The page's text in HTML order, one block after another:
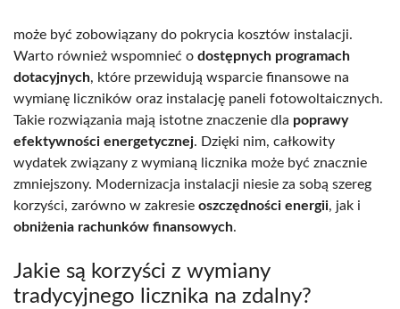
może być zobowiązany do pokrycia kosztów instalacji.
Warto również wspomnieć o dostępnych programach
dotacyjnych, które przewidują wsparcie finansowe na
wymianę liczników oraz instalację paneli fotowoltaicznych.
Takie rozwiązania mają istotne znaczenie dla poprawy
efektywności energetycznej. Dzięki nim, całkowity
wydatek związany z wymianą licznika może być znacznie
zmniejszony. Modernizacja instalacji niesie za sobą szereg
korzyści, zarówno w zakresie oszczędności energii, jak i
obniżenia rachunków finansowych.
Jakie są korzyści z wymiany
tradycyjnego licznika na zdalny?